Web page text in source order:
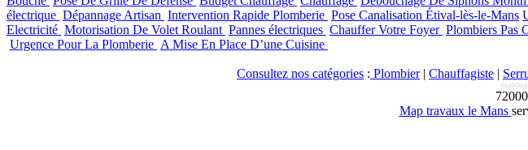
électrique Dépannage Artisan Intervention Rapide Plomberie Pose Canalisation Étival-lès-le-Mans
Electricité Motorisation De Volet Roulant Pannes électriques Chauffer Votre Foyer Plombiers Pas
Urgence Pour La Plomberie A Mise En Place D’une Cuisine
Consultez nos catégories : Plombier| Chauffagiste |
72000
Map travaux le Mans